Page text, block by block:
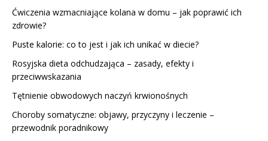
Ćwiczenia wzmacniające kolana w domu – jak poprawić ich
zdrowie?
Puste kalorie: co to jest i jak ich unikać w diecie?
Rosyjska dieta odchudzająca – zasady, efekty i
przeciwwskazania
Tętnienie obwodowych naczyń krwionośnych
Choroby somatyczne: objawy, przyczyny i leczenie –
przewodnik poradnikowy